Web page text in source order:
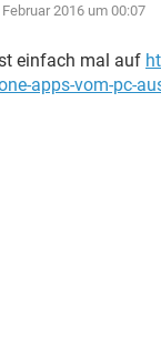
Februar 2016 um 00:07
einfach mal auf
apps-vom-pc-